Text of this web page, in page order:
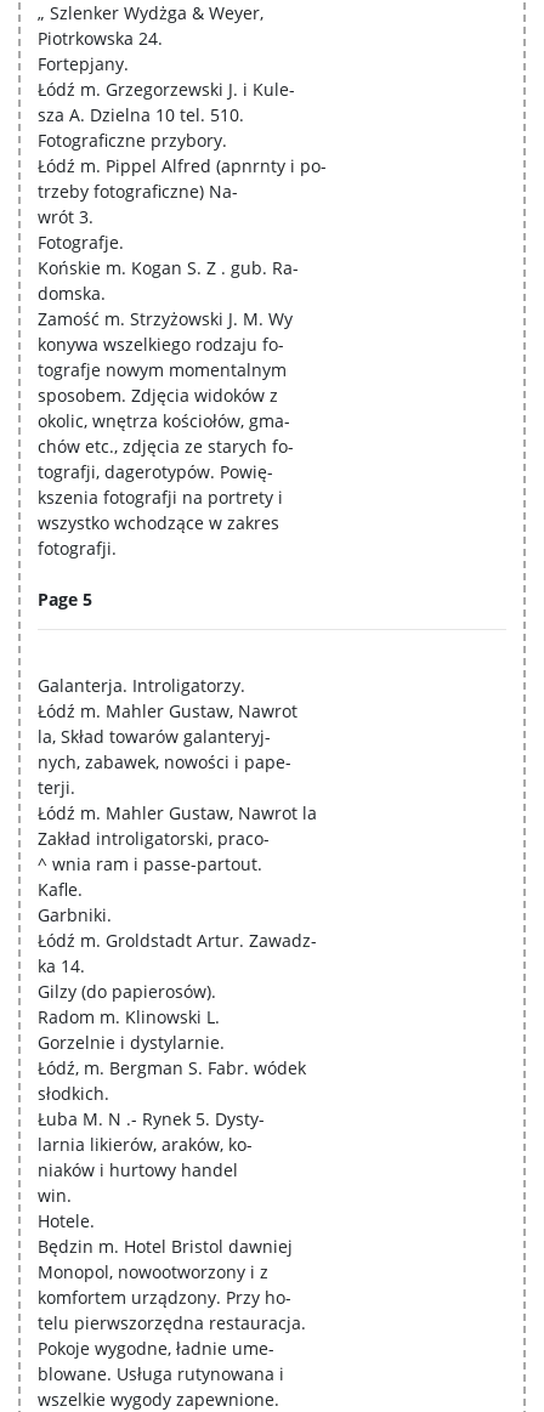
„ Szlenker Wydżga & Weyer,
Piotrkowska 24.
Fortepjany.
Łódź m. Grzegorzewski J. i Kule-
sza A. Dzielna 10 tel. 510.
Fotograficzne przybory.
Łódź m. Pippel Alfred (apnrnty i po-
trzeby fotograficzne) Na-
wrót 3.
Fotografje.
Końskie m. Kogan S. Z . gub. Ra-
domska.
Zamość m. Strzyżowski J. M. Wy
konywa wszelkiego rodzaju fo-
tografje nowym momentalnym
sposobem. Zdjęcia widoków z
okolic, wnętrza kościołów, gma-
chów etc., zdjęcia ze starych fo-
tografji, dagerotypów. Powię-
kszenia fotografji na portrety i
wszystko wchodzące w zakres
fotografji.
Page 5
Galanterja. Introligatorzy.
Łódź m. Mahler Gustaw, Nawrot
la, Skład towarów galanteryj-
nych, zabawek, nowości i pape-
terji.
Łódź m. Mahler Gustaw, Nawrot la
Zakład introligatorski, praco-
^ wnia ram i passe-partout.
Kafle.
Garbniki.
Łódź m. Groldstadt Artur. Zawadz-
ka 14.
Gilzy (do papierosów).
Radom m. Klinowski L.
Gorzelnie i dystylarnie.
Łódź, m. Bergman S. Fabr. wódek
słodkich.
Łuba M. N .- Rynek 5. Dysty-
larnia likierów, araków, ko-
niaków i hurtowy handel
win.
Hotele.
Będzin m. Hotel Bristol dawniej
Monopol, nowootworzony i z
komfortem urządzony. Przy ho-
telu pierwszorzędna restauracja.
Pokoje wygodne, ładnie ume-
blowane. Usługa rutynowana i
wszelkie wygody zapewnione.